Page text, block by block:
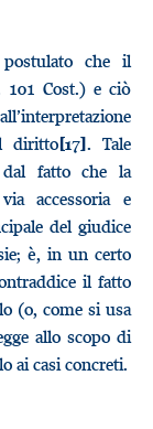
postulato che il
101 Cost.) e ciò
diritto[17]. Tale
dal fatto che la
accessoria e
del giudice
è, in un certo
il fatto
(o, come si usa
allo scopo di
ai casi concreti.